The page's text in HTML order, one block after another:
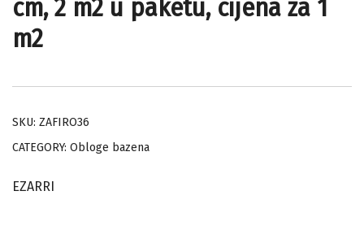
cm, 2 m2 u paketu, cijena za 1
m2
SKU: ZAFIRO36
CATEGORY: Obloge bazena
EZARRI